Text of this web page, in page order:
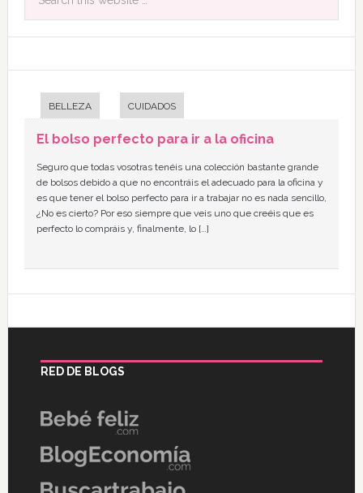
BELLEZA CUIDADOS
El bolso perfecto para ir a la oficina
Seguro que todas vosotras tenéis una colección bastante grande
de bolsos debido a que no encontráis el adecuado para la oficina y
es que tener el bolso perfecto para ir a trabajar no es nada sencillo,
¿No es cierto? Por eso siempre que veis uno que creéis que es
perfecto lo compráis y, finalmente, lo […]
RED DE BLOGS